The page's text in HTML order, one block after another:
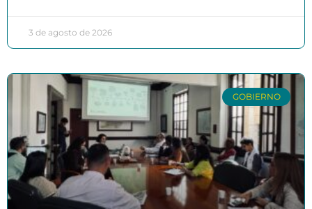
3 de agosto de 2026
GOBIERNO